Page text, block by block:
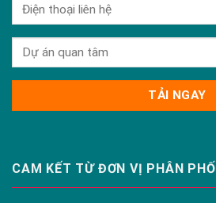
CAM KẾT TỪ ĐƠN VỊ PHÂN PHỐI